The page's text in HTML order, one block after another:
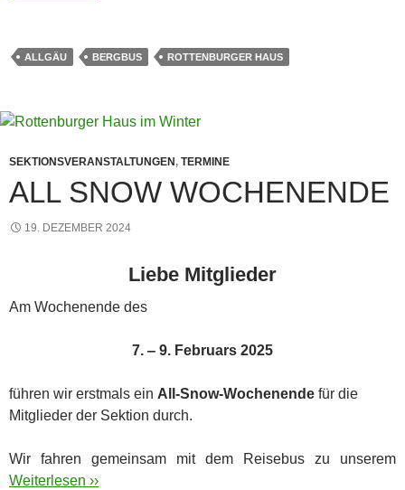
ALLGÄU BERGBUS ROTTENBURGER HAUS
SEKTIONSVERANSTALTUNGEN, TERMINE
ALL SNOW WOCHENENDE
19. DEZEMBER 2024
Liebe Mitglieder
Am Wochenende des
7. ‒ 9. Februars 2025
führen wir erstmals ein All-Snow-Wochenende für die
Mitglieder der Sektion durch.
Wir fahren gemeinsam mit dem Reisebus zu unserem
Weiterlesen ››